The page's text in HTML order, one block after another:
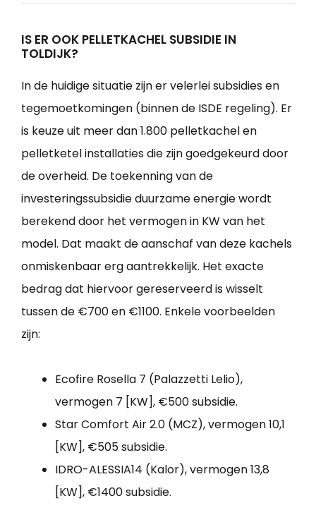
IS ER OOK PELLETKACHEL SUBSIDIE IN
TOLDIJK?
In de huidige situatie zijn er velerlei subsidies en
tegemoetkomingen (binnen de ISDE regeling). Er
is keuze uit meer dan 1.800 pelletkachel en
pelletketel installaties die zijn goedgekeurd door
de overheid. De toekenning van de
investeringssubsidie duurzame energie wordt
berekend door het vermogen in KW van het
model. Dat maakt de aanschaf van deze kachels
onmiskenbaar erg aantrekkelijk. Het exacte
bedrag dat hiervoor gereserveerd is wisselt
tussen de €700 en €1100. Enkele voorbeelden
zijn:
Ecofire Rosella 7 (Palazzetti Lelio),
vermogen 7 [KW], €500 subsidie.
Star Comfort Air 2.0 (MCZ), vermogen 10,1
[KW], €505 subsidie.
IDRO-ALESSIA14 (Kalor), vermogen 13,8
[KW], €1400 subsidie.